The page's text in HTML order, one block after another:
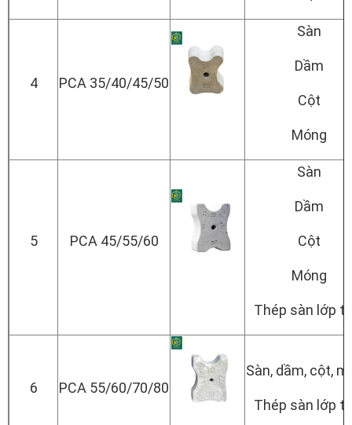
4 PCA 35/40/45/50
Sàn
Dầm
Cột
Móng
5 PCA 45/55/60
Sàn
Dầm
Cột
Móng
Thép sàn lớp
6 PCA 55/60/70/80
Sàn, dầm, cột,
Thép sàn lớp